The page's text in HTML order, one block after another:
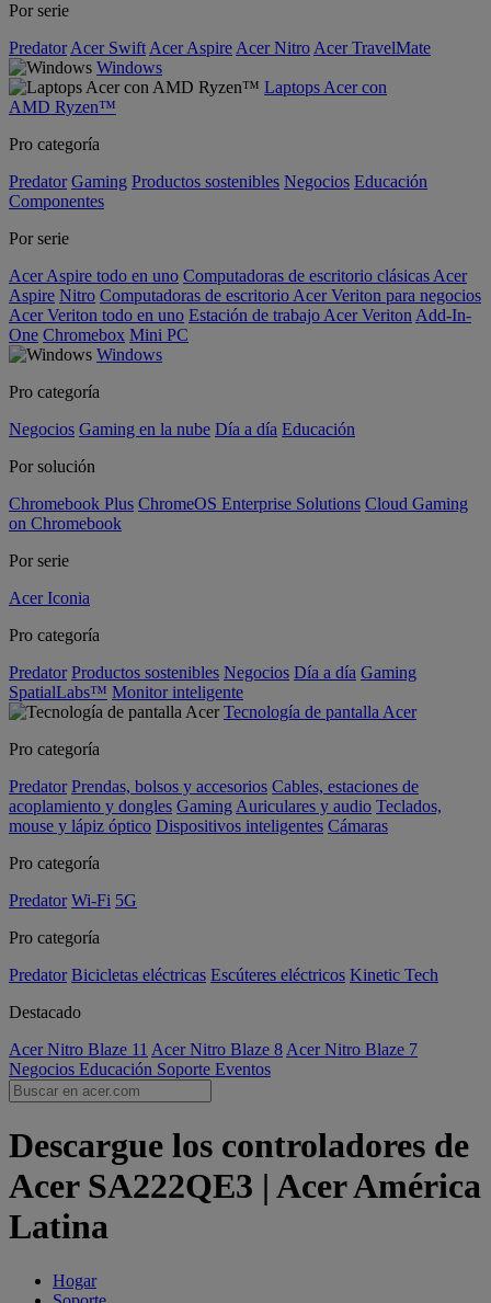
Por serie
Predator Acer Swift Acer Aspire Acer Nitro Acer TravelMate
Windows
Laptops Acer con
AMD Ryzen™
Pro categoría
Predator Gaming Productos sostenibles Negocios Educación
Componentes
Por serie
Acer Aspire todo en uno Computadoras de escritorio clásicas Acer
Aspire Nitro Computadoras de escritorio Acer Veriton para negocios
Acer Veriton todo en uno Estación de trabajo Acer Veriton Add-In-
One Chromebox Mini PC
Windows
Pro categoría
Negocios Gaming en la nube Día a día Educación
Por solución
Chromebook Plus ChromeOS Enterprise Solutions Cloud Gaming
on Chromebook
Por serie
Acer Iconia
Pro categoría
Predator Productos sostenibles Negocios Día a día Gaming
SpatialLabs™ Monitor inteligente
Tecnología de pantalla Acer
Pro categoría
Predator Prendas, bolsos y accesorios Cables, estaciones de
acoplamiento y dongles Gaming Auriculares y audio Teclados,
mouse y lápiz óptico Dispositivos inteligentes Cámaras
Pro categoría
Predator Wi-Fi 5G
Pro categoría
Predator Bicicletas eléctricas Escúteres eléctricos Kinetic Tech
Destacado
Acer Nitro Blaze 11 Acer Nitro Blaze 8 Acer Nitro Blaze 7
Negocios Educación Soporte Eventos
Descargue los controladores de
Acer SA222QE3 | Acer América
Latina
Hogar